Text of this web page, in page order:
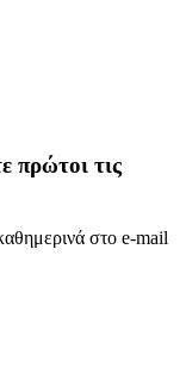
πρώτοι τις
στο e-mail